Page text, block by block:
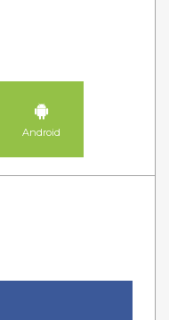
Android